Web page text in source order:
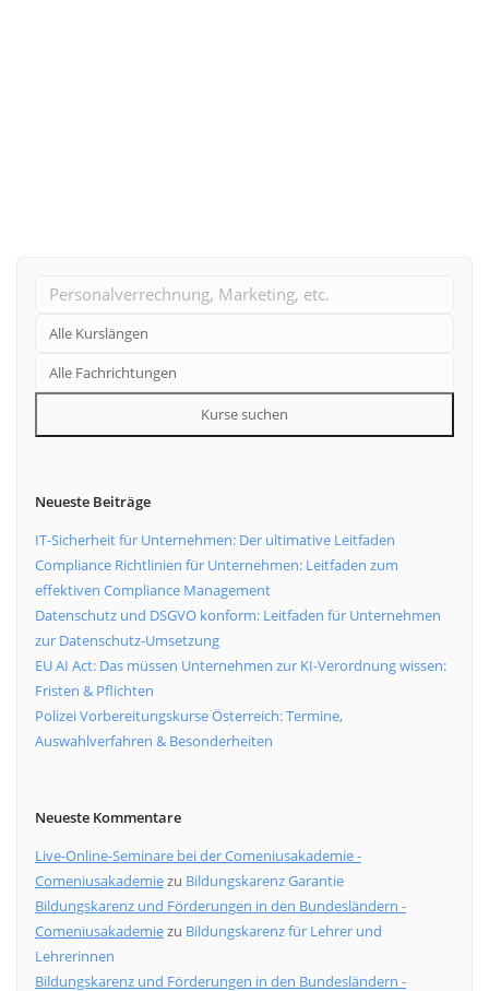
Kurse suchen
Neueste Beiträge
IT-Sicherheit für Unternehmen: Der ultimative Leitfaden
Compliance Richtlinien für Unternehmen: Leitfaden zum
effektiven Compliance Management
Datenschutz und DSGVO konform: Leitfaden für Unternehmen
zur Datenschutz-Umsetzung
EU AI Act: Das müssen Unternehmen zur KI-Verordnung wissen:
Fristen & Pflichten
Polizei Vorbereitungskurse Österreich: Termine,
Auswahlverfahren & Besonderheiten
Neueste Kommentare
Live-Online-Seminare bei der Comeniusakademie -
Comeniusakademiezu Bildungskarenz Garantie
Bildungskarenz und Förderungen in den Bundesländern -
Comeniusakademiezu Bildungskarenz für Lehrer und
Lehrerinnen
Bildungskarenz und Förderungen in den Bundesländern -